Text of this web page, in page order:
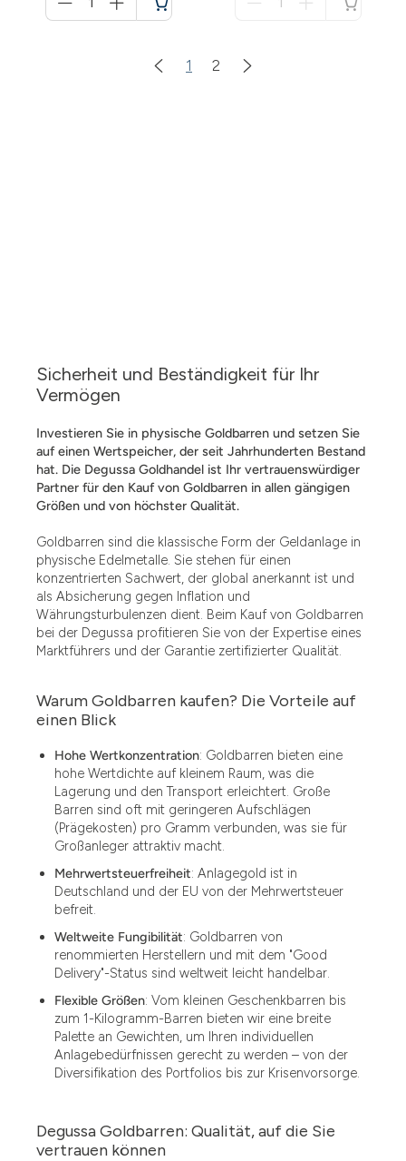
für
Warenkorb
1 2
Sicherheit und Beständigkeit für Ihr
Vermögen
Investieren Sie in physische Goldbarren und setzen Sie
auf einen Wertspeicher, der seit Jahrhunderten Bestand
hat. Die Degussa Goldhandel ist Ihr vertrauenswürdiger
Partner für den Kauf von Goldbarren in allen gängigen
Größen und von höchster Qualität.
Goldbarren sind die klassische Form der Geldanlage in
physische Edelmetalle. Sie stehen für einen
konzentrierten Sachwert, der global anerkannt ist und
als Absicherung gegen Inflation und
Währungsturbulenzen dient. Beim Kauf von Goldbarren
bei der Degussa profitieren Sie von der Expertise eines
Marktführers und der Garantie zertifizierter Qualität.
Warum Goldbarren kaufen? Die Vorteile auf
einen Blick
Hohe Wertkonzentration: Goldbarren bieten eine
hohe Wertdichte auf kleinem Raum, was die
Lagerung und den Transport erleichtert. Große
Barren sind oft mit geringeren Aufschlägen
(Prägekosten) pro Gramm verbunden, was sie für
Großanleger attraktiv macht.
Mehrwertsteuerfreiheit: Anlagegold ist in
Deutschland und der EU von der Mehrwertsteuer
befreit.
Weltweite Fungibilität: Goldbarren von
renommierten Herstellern und mit dem "Good
Delivery"-Status sind weltweit leicht handelbar.
Flexible Größen: Vom kleinen Geschenkbarren bis
zum 1-Kilogramm-Barren bieten wir eine breite
Palette an Gewichten, um Ihren individuellen
Anlagebedürfnissen gerecht zu werden – von der
Diversifikation des Portfolios bis zur Krisenvorsorge.
Degussa Goldbarren: Qualität, auf die Sie
vertrauen können